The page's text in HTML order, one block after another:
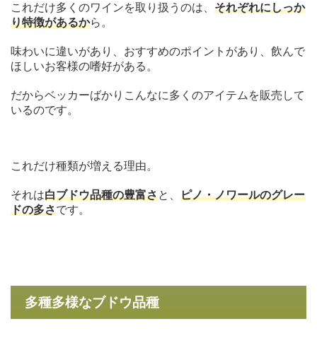
これだけ多くのワインを取り扱うのは、 それぞれにしっか
り特徴があるから。
味わいに違いがあり、おすすめのポイントがあり、飲んで
ほしいお客様の嗜好がある。
だからベッカーばかりこんなに多くのアイテムを販売して
いるのです。
これだけ種類が増える理由。
それは白ブドウ品種の豊富さと、 ピノ・ノワールのグレー
ドの多さです。
多種多様なブドウ品種